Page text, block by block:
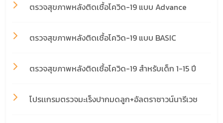
ตรวจสุขภาพหลังติดเชื้อโควิด-19 แบบ Advance
ตรวจสุขภาพหลังติดเชื้อโควิด-19 แบบ BASIC
ตรวจสุขภาพหลังติดเชื้อโควิด-19 สำหรับเด็ก 1-15 ปี
โปรเเกรมตรวจมะเร็งปากมดลูก+อัลตราซาวน์นารีเวช